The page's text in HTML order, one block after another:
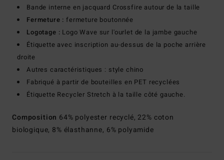
Bande interne en jacquard Crossfire autour de la taille
Fermeture : fermeture boutonnée
Logotage : Logo Wave sur l'ourlet de la jambe gauche
Étiquette avec inscription au-dessus de la poche arrière
droite
Autres caractéristiques : style chino
Fabriqué à partir de bouteilles en PET recyclées
Étiquette Recycler Stretch à la taille côté gauche.
Composition 64% polyester recyclé, 22% coton
biologique, 8% élasthanne, 6% polyamide